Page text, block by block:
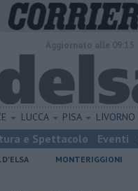
LUCCA PISA LIVORNO
e Spettacolo Eventi
D'ELSA MONTERIGGIONI